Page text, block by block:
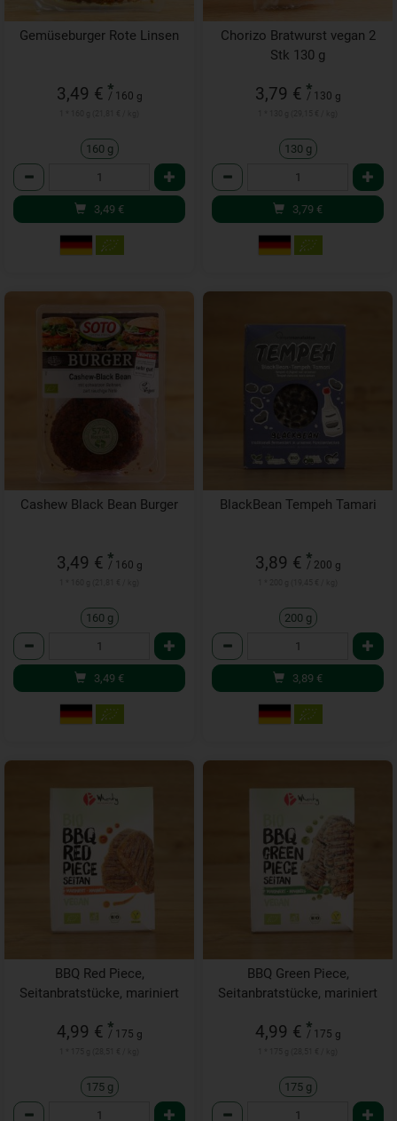
Gemüseburger Rote Linsen
3,49 € *
/ 160 g
160 g
Anzahl
3,49 €
Chorizo Bratwurst vegan 2
Stk 130 g
3,79 € *
/ 130 g
130 g
Anzahl
3,79 €
Cashew Black Bean Burger
3,49 € *
/ 160 g
160 g
Anzahl
3,49 €
BlackBean Tempeh Tamari
3,89 € *
/ 200 g
200 g
Anzahl
3,89 €
BBQ Red Piece,
Seitanbratstücke, mariniert
4,99 € *
/ 175 g
175 g
Anzahl
BBQ Green Piece,
Seitanbratstücke, mariniert
4,99 € *
/ 175 g
175 g
Anzahl